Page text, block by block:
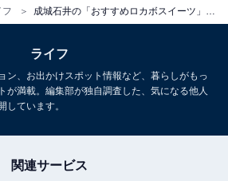
フームは、マスカルポーネチーズを
ー、ふんわりしたクリーム、サク
う食感の組み合わせも楽しいデザ
質は14.8g、カロリーも187kcalと
ライフ
ン、お出かけスポット情報など、暮らしがもっ
が満載。編集部が独自調査した、気になる他人
しています。
関連サービス